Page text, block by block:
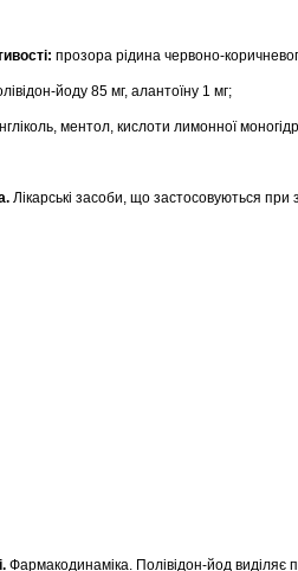
прозора рідина чeрвоно-
йоду 85 мг, алантоїну 1 мг;
ментол, кислоти лимонної
Лікарські засоби, що застосовуються
Фармакодинаміка. Полівідон-йод виділяє